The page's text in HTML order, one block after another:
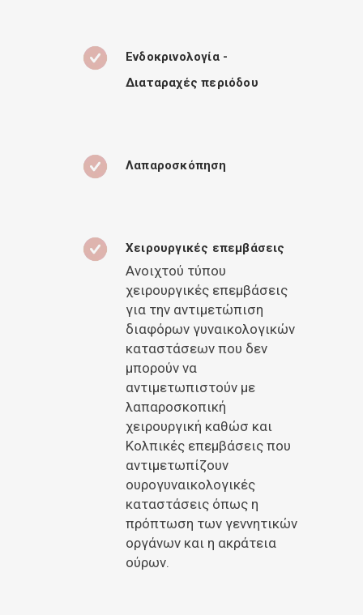
Ενδοκρινολογία -
Διαταραχές περιόδου
Λαπαροσκόπηση
Χειρουργικές επεμβάσεις
Ανοιχτού τύπου
χειρουργικές επεμβάσεις
για την αντιμετώπιση
διαφόρων γυναικολογικών
καταστάσεων που δεν
μπορούν να
αντιμετωπιστούν με
λαπαροσκοπική
χειρουργική καθώσ και
Κολπικές επεμβάσεις που
αντιμετωπίζουν
ουρογυναικολογικές
καταστάσεις όπως η
πρόπτωση των γεννητικών
οργάνων και η ακράτεια
ούρων.